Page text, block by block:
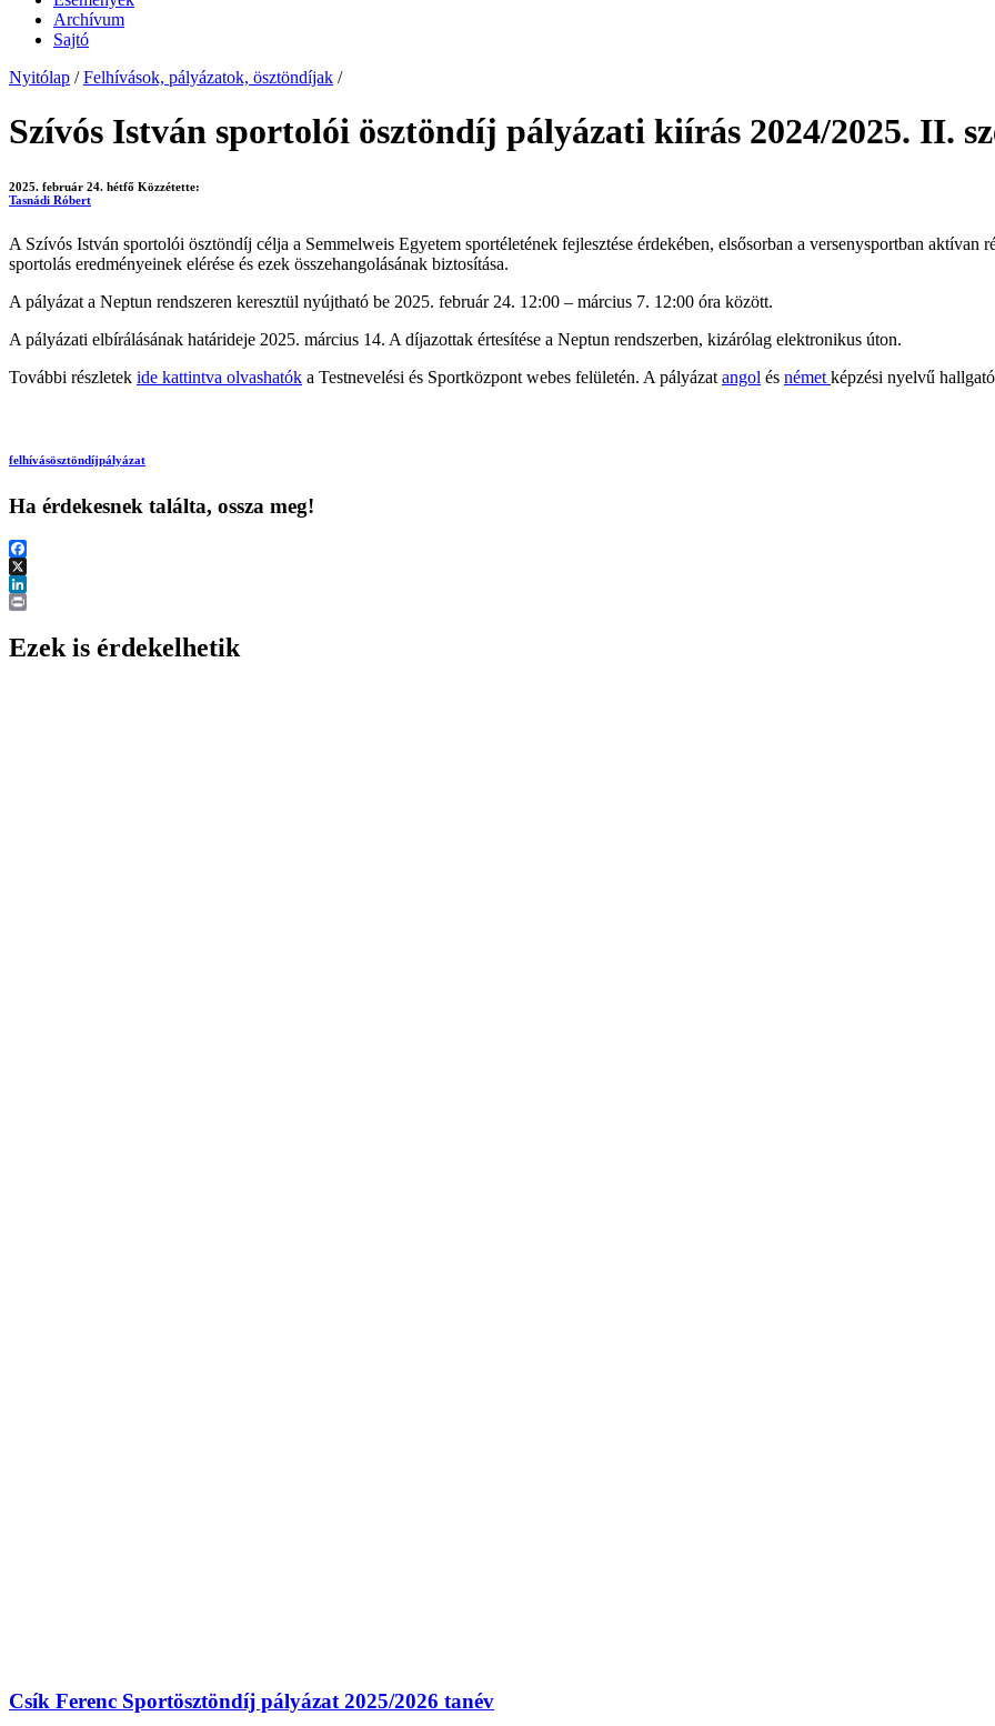
Archívum
Sajtó
Nyitólap / Felhívások, pályázatok, ösztöndíjak /
Szívós István sportolói ösztöndíj pályázati kiírás 2024/2025. II.
2025. február 24. hétfő Közzétette:
Tasnádi Róbert
A Szívós István sportolói ösztöndíj célja a Semmelweis Egyetem sportéletének fejlesztése érdekében, elsősorban a versenysportban aktívan
sportolás eredményeinek elérése és ezek összehangolásának biztosítása.
A pályázat a Neptun rendszeren keresztül nyújtható be 2025. február 24. 12:00 – március 7. 12:00 óra között.
A pályázati elbírálásának határideje 2025. március 14. A díjazottak értesítése a Neptun rendszerben, kizárólag elektronikus úton.
További részletek ide kattintva olvashatók a Testnevelési és Sportközpont webes felületén. A pályázat angol és német képzési nyelvű
felhívásösztöndíjpályázat
Ha érdekesnek találta, ossza meg!
Facebook
X
LinkedIn
Ezek is érdekelhetik
Csík Ferenc Sportösztöndíj pályázat 2025/2026 tanév